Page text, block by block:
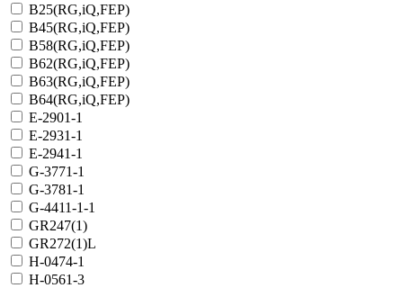
B25(RG,iQ,FEP)
B45(RG,iQ,FEP)
B58(RG,iQ,FEP)
B62(RG,iQ,FEP)
B63(RG,iQ,FEP)
B64(RG,iQ,FEP)
E-2901-1
E-2931-1
E-2941-1
G-3771-1
G-3781-1
G-4411-1-1
GR247(1)
GR272(1)L
H-0474-1
H-0561-3